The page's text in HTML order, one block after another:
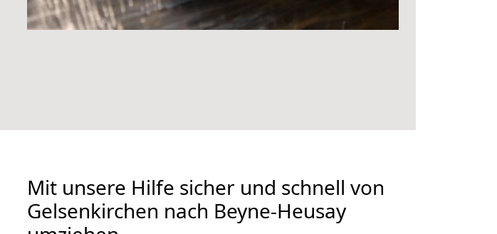
Mit unsere Hilfe sicher und schnell von
Gelsenkirchen nach Beyne-Heusay